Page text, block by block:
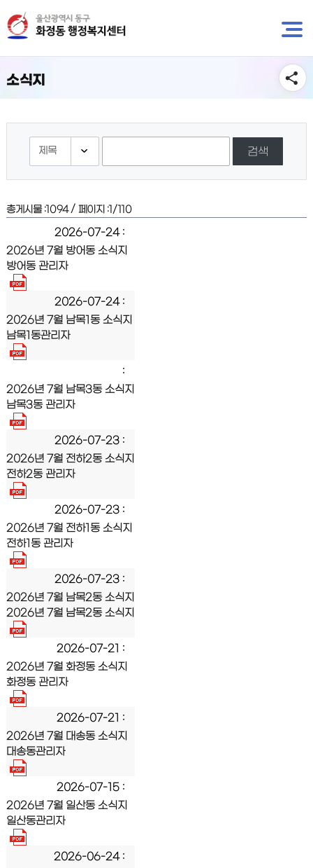
바
로
로
가
소식지
검색
총게시물 :1094/ 페이지 :1/110
2026-07-24
2026년 7월 방어동 소식지
방어동 관리자
2026-07-24
2026년 7월 남목1동 소식지
남목1동관리자
2026년 7월 남목3동 소식지
남목3동 관리자
2026-07-23
2026년 7월 전하2동 소식지
전하2동 관리자
2026-07-23
2026년 7월 전하1동 소식지
전하1동 관리자
2026-07-23
2026년 7월 남목2동 소식지
2026년 7월 남목2동 소식지
2026-07-21
2026년 7월 화정동 소식지
화정동 관리자
2026-07-21
2026년 7월 대송동 소식지
대송동관리자
2026-07-15
2026년 7월 일산동 소식지
일산동관리자
2026-06-24